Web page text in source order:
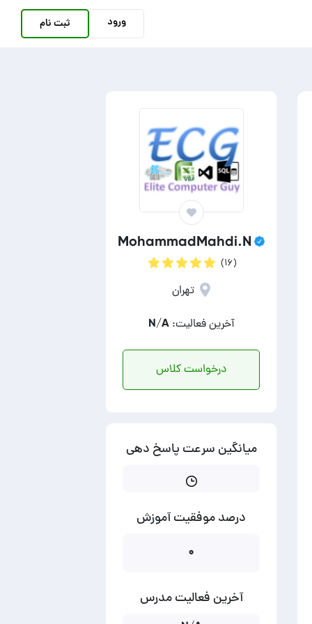
ورود ثبت نام
MohammadMahdi.N
(۱۶)
تهران
آخرین فعالیت: N/A
درخواست کلاس
میانگین سرعت پاسخ دهی
درصد موفقیت آموزش
۰
آخرین فعالیت مدرس